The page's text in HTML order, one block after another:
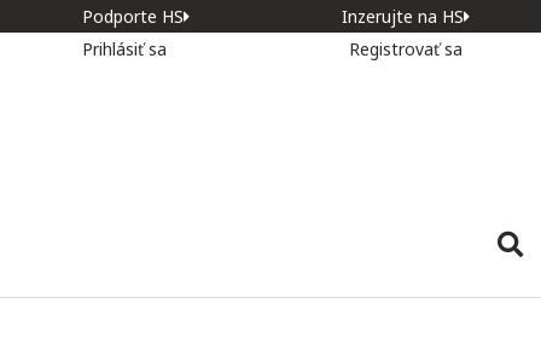
Podporte HS
Inzerujte na HS
Prihlásiť sa
Registrovať sa